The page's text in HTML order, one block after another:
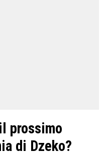
prossimo
di Dzeko?